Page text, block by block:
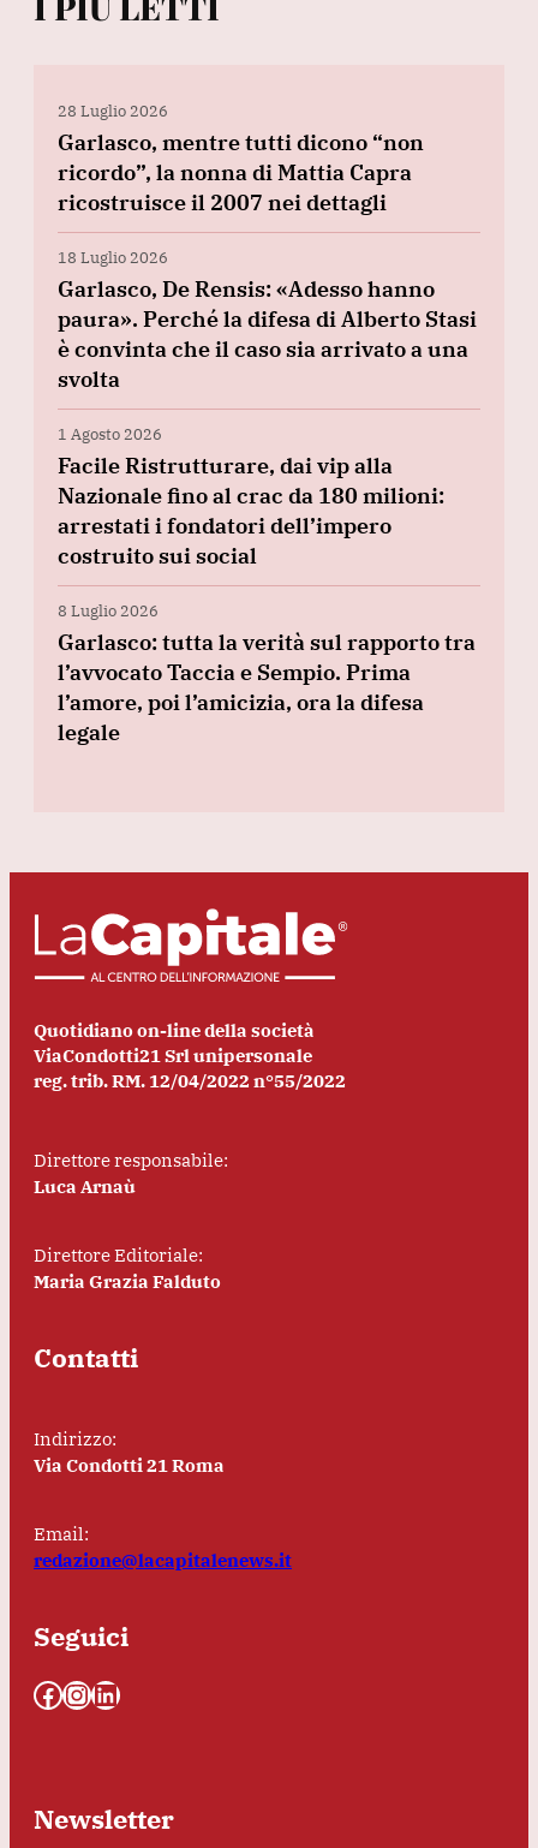
28 Luglio 2026
Garlasco, mentre tutti dicono “non
ricordo”, la nonna di Mattia Capra
ricostruisce il 2007 nei dettagli
18 Luglio 2026
Garlasco, De Rensis: «Adesso hanno
paura». Perché la difesa di Alberto Stasi
è convinta che il caso sia arrivato a una
svolta
1 Agosto 2026
Facile Ristrutturare, dai vip alla
Nazionale fino al crac da 180 milioni:
arrestati i fondatori dell’impero
costruito sui social
8 Luglio 2026
Garlasco: tutta la verità sul rapporto tra
l’avvocato Taccia e Sempio. Prima
l’amore, poi l’amicizia, ora la difesa
legale
Quotidiano on-line della società
ViaCondotti21 Srl unipersonale
reg. trib. RM. 12/04/2022 n°55/2022
Direttore responsabile:
Luca Arnaù
Direttore Editoriale:
Maria Grazia Falduto
Contatti
Indirizzo:
Via Condotti 21 Roma
Email:
redazione@lacapitalenews.it
Seguici
Facebook InstagramLinkedIn
Newsletter